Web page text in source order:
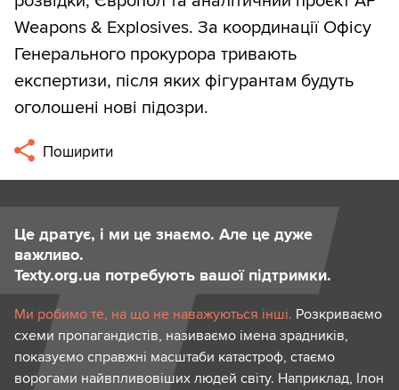
Weapons & Explosives. За координації Офісу
Генерального прокурора тривають
експертизи, після яких фігурантам будуть
оголошені нові підозри.
Поширити
Це дратує, і ми це знаємо. Але це дуже
важливо.
Texty.org.ua потребують вашої підтримки.
Ми робимо те, на що не наважуються інші. Розкриваємо
схеми пропагандистів, називаємо імена зрадників,
показуємо справжні масштаби катастроф, стаємо
ворогами найвпливовіших людей світу. Наприклад, Ілон